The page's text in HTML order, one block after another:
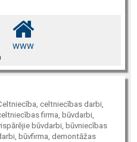
WWW
celtniecības darbi,
firma, būvdarbi,
būvdarbi, būvniecības
būvfirma, demontāžas